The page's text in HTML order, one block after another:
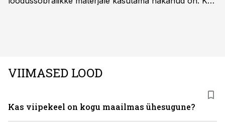
VIIMASED LOOD
Kas viipekeel on kogu maailmas ühesugune?